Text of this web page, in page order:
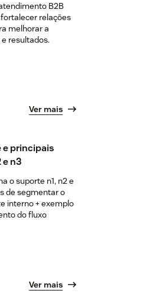
B2B
relações
melhorar a
resultados.
Ver mais
e principais
n3
o suporte n1, n2 e
de segmentar o
interno + exemplo
do fluxo
Ver mais